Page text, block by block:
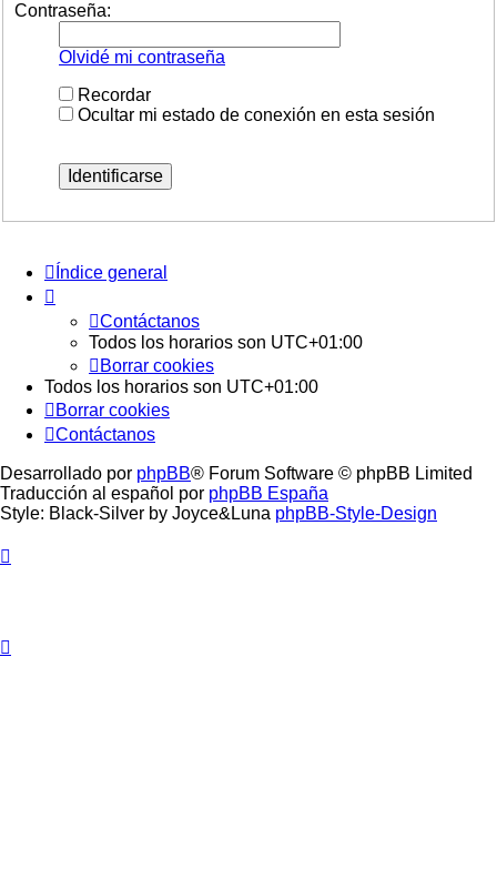
Contraseña:
Olvidé mi contraseña
Recordar
Ocultar mi estado de conexión en esta sesión
Índice general
Contáctanos
Todos los horarios son UTC+01:00
Borrar cookies
Todos los horarios son UTC+01:00
Borrar cookies
Contáctanos
Desarrollado por phpBB® Forum Software © phpBB Limited
Traducción al español por phpBB España
Style: Black-Silver by Joyce&Luna phpBB-Style-Design